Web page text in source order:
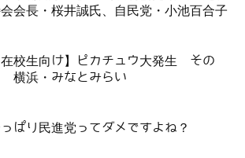
会長・桜井誠氏、自民党・小池百合子
在校生向け】ピカチュウ大発生 その
横浜・みなとみらい
ぱり民進党ってダメですよね？